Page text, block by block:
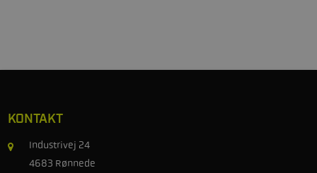
KONTAKT
Industrivej 24
4683 Rønnede